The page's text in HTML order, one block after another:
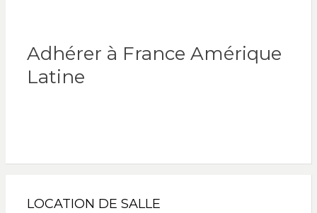
Adhérer à France Amérique
Latine
LOCATION DE SALLE